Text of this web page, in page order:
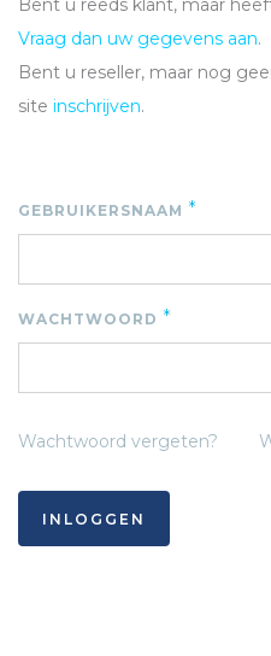
Bent u reeds klant, maar
Vraag dan uw gegevens aan.
Bent u reseller, maar nog
site inschrijven.
GEBRUIKERSNAAM *
WACHTWOORD *
Wachtwoord vergeten?
INLOGGEN